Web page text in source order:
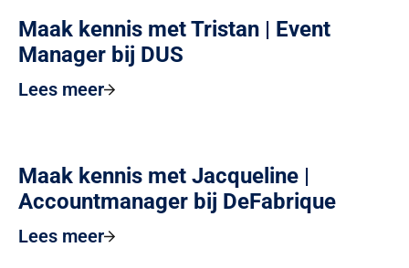
Maak kennis met Tristan | Event
Manager bij DUS
Lees meer
Maak kennis met Jacqueline |
Accountmanager bij DeFabrique
Lees meer